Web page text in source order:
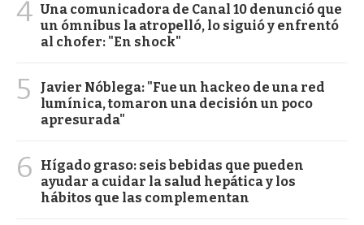
4 Una comunicadora de Canal 10 denunció que
un ómnibus la atropelló, lo siguió y enfrentó
al chofer: "En shock"
5
Javier Nóblega: "Fue un hackeo de una red
lumínica, tomaron una decisión un poco
apresurada"
6
Hígado graso: seis bebidas que pueden
ayudar a cuidar la salud hepática y los
hábitos que las complementan